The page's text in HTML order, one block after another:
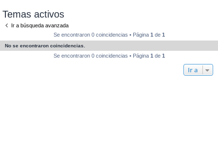
Temas activos
Ir a búsqueda avanzada
Se encontraron 0 coincidencias • Página 1 de 1
No se encontraron coincidencias.
Se encontraron 0 coincidencias • Página 1 de 1
Ir a